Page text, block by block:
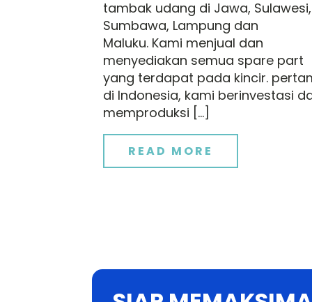
tambak udang di Jawa, Sulawesi,
Sumbawa, Lampung dan
Maluku. Kami menjual dan
menyediakan semua spare part
yang terdapat pada kincir.
di Indonesia, kami berinvestasi
memproduksi […]
READ MORE